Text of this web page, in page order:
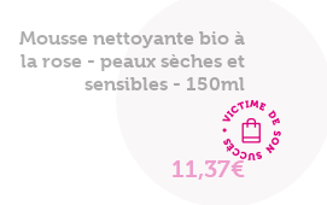
Mousse nettoyante bio à
la rose - peaux sèches et
sensibles - 150ml
11,37€